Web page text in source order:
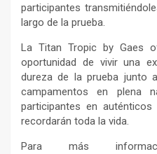
participantes
largo de la prueba.
La Titan Tropic by Gaes
oportunidad de vivir una
dureza de la prueba junto
campamentos en plena
participantes en auténticos
recordarán toda la vida.
Para más